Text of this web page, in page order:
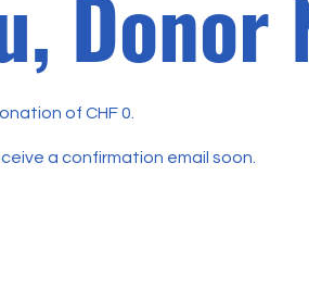
Donor
of CHF 0.
a confirmation email soon.